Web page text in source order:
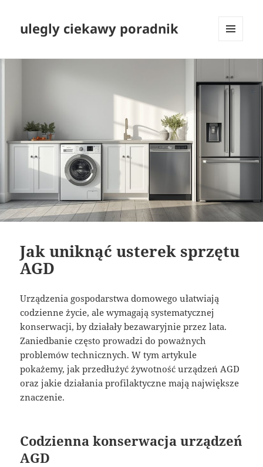
ulegly ciekawy poradnik
Jak uniknąć usterek sprzętu
AGD
Urządzenia gospodarstwa domowego ułatwiają
codzienne życie, ale wymagają systematycznej
konserwacji, by działały bezawaryjnie przez lata.
Zaniedbanie często prowadzi do poważnych
problemów technicznych. W tym artykule
pokażemy, jak przedłużyć żywotność urządzeń AGD
oraz jakie działania profilaktyczne mają największe
znaczenie.
Codzienna konserwacja urządzeń
AGD